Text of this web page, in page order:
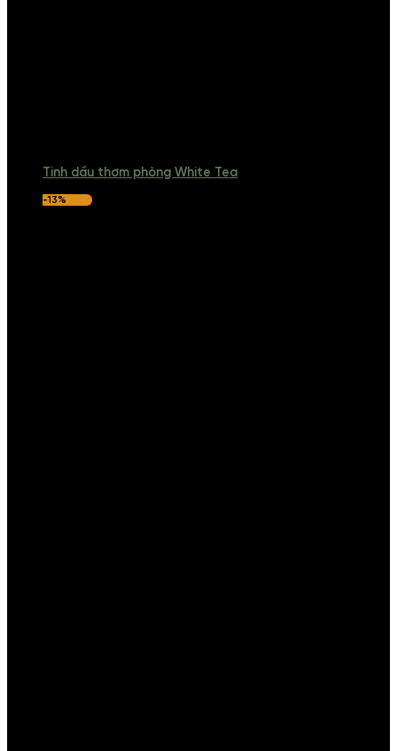
Tinh dầu thơm phòng White Tea
-13%